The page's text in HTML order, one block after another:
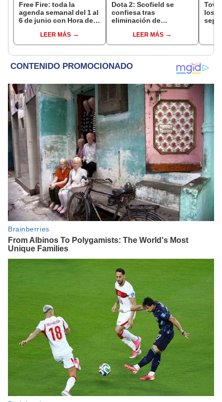
Free Fire: toda la
agenda semanal del 1 al
6 de junio con Hora del
LEER MÁS
Dota 2: Scofield se
confiesa tras
eliminación de
jugar al cien”
LEER MÁS
los